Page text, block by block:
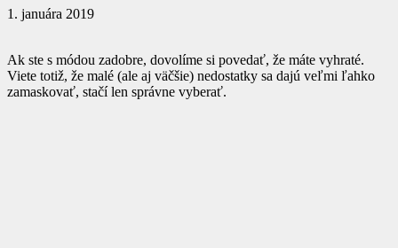
1. januára 2019
Ak ste s módou zadobre, dovolíme si povedať, že máte vyhraté.
Viete totiž, že malé (ale aj väčšie) nedostatky sa dajú veľmi ľahko
zamaskovať, stačí len správne vyberať.